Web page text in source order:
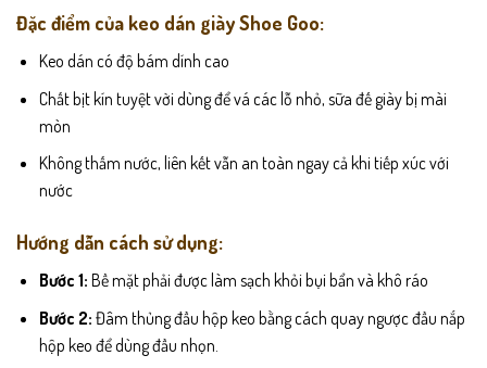
Đặc điểm của keo dán giày Shoe Goo:
Keo dán có độ bám dính cao
Chất bịt kín tuyệt vời dùng để vá các lỗ nhỏ, sữa đế giày bị mài
mòn
Không thấm nước, liên kết vẫn an toàn ngay cả khi tiếp xúc với
nước
Hướng dẫn cách sử dụng:
Bước 1: Bề mặt phải được làm sạch khỏi bụi bẩn và khô ráo
Bước 2: Đâm thủng đầu hộp keo bằng cách quay ngược đầu nắp
hộp keo để dùng đầu nhọn.